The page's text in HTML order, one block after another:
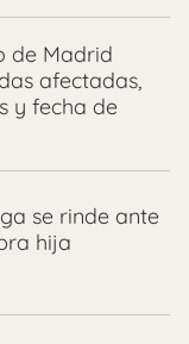
de Madrid
afectadas,
y fecha de
se rinde ante
hija